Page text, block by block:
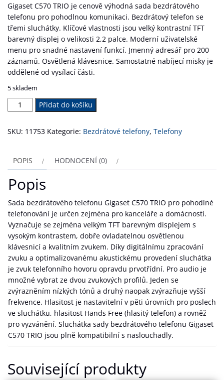
Gigaset C570 TRIO je cenově výhodná sada bezdrátového
telefonu pro pohodlnou komunikaci. Bezdrátový telefon se
třemi sluchátky. Klíčové vlastnosti jsou velký kontrastní TFT
barevný displej o velikosti 2,2 palce. Moderní uživatelské
menu pro snadné nastavení funkcí. Jmenný adresář pro 200
záznamů. Osvětlená klávesnice. Samostatné nabíjecí misky je
oddělené od vysílací části.
5 skladem
Gigaset
C570
množství
Přidat do košíku
SKU: 11753 Kategorie: Bezdrátové telefony, Telefony
POPIS HODNOCENÍ (0)
Popis
Sada bezdrátového telefonu Gigaset C570 TRIO pro pohodlné
telefonování je určen zejména pro kanceláře a domácnosti.
Vyznačuje se zejména velkým TFT barevným displejem s
vysokým kontrastem, dobře ovladatelnou osvětlenou
klávesnicí a kvalitním zvukem. Díky digitálnímu zpracování
zvuku a optimalizovanému akustickému provedení sluchátka
je zvuk telefonního hovoru opravdu prvotřídní. Pro audio je
množné vybrat ze dvou zvukových profilů. Jeden se
zvýrazněním nízkých tónů a druhý naopak zvýrazňuje vyšší
frekvence. Hlasitost je nastavitelní v pěti úrovních pro poslech
ve sluchátku, hlasitost Hands Free (hlasitý telefon) a rovněž
pro vyzvánění. Sluchátka sady bezdrátového telefonu Gigaset
C570 TRIO jsou plně kompatibilní s naslouchadly.
Související produkty